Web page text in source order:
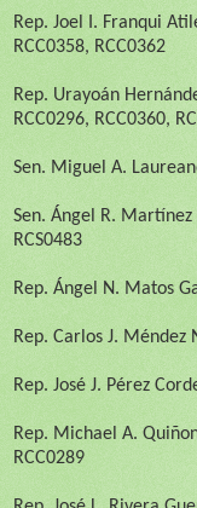
Rep. Joel I. Franqui
RCC0358, RCC0362
Rep. Urayoán
RCC0296, RCC0360,
Sen. Miguel A.
Sen. Ángel R. Martínez
RCS0483
Rep. Ángel N. Matos
Rep. Carlos J. Méndez
Rep. José J. Pérez
Rep. Michael A.
RCC0289